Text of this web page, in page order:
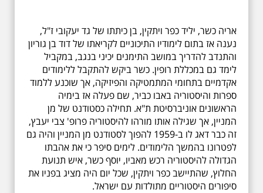
אריה כשר, יליד כפר ויתקין, בן כיתתו של גד יעקובי ז"ל,
נענה אז בתום לימודיו התיכוניים לקריאתו של דוד בן גוריון
והתנדב להדריך במושב התימנים יכיני בנגב, במקביל
לימד גם במכללת רופין. כשר ביקש להתקבל ללימודים
אקדמיים בתחומי המתמטיקה והפיזיקה, אך שוכנע ללמוד
ספרות והיסטוריה באבו כביר, שם פעלה אז בימיה
הראשונים אוניברסיטת ת"א. תחילה כסטודנט של מן
המניין, אך שגילה אותו מורהו להיסטוריה פרופ' צבי יעבץ,
זה כבר דאג לו ב-1959 להפוך לסטודנט מן המניין והיה גם
לפטרונו בהמשך הלימודים. לימים סיפר כי את אהבתו
הגדולה להיסטוריה רכש מאביו, יוסף כשר, איש תנועת
החלוץ, שהתיישב כפר ויתקין, שכל יום היה מציג בפניו את
סיפורים היסטוריים מתולדות עם ישראל.